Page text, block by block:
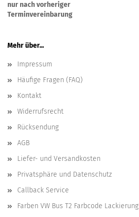
nur nach vorheriger
Terminvereinbarung
Mehr über...
Impressum
Häufige Fragen (FAQ)
Kontakt
Widerrufsrecht
Rücksendung
AGB
Liefer- und Versandkosten
Privatsphäre und Datenschutz
Callback Service
Farben VW Bus T2 Farbcode Lackierung